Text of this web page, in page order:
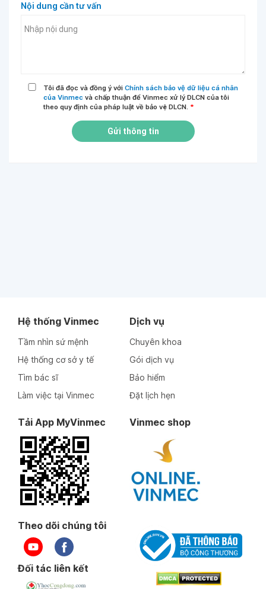
Nội dung cần tư vấn
Tôi đã đọc và đồng ý với Chính sách bảo vệ dữ liệu cá nhân
của Vinmec và chấp thuận để Vinmec xử lý DLCN của tôi
theo quy định của pháp luật về bảo vệ DLCN. *
Gửi thông tin
Hệ thống Vinmec
Tầm nhìn sứ mệnh
Hệ thống cơ sở y tế
Tìm bác sĩ
Làm việc tại Vinmec
Dịch vụ
Chuyên khoa
Gói dịch vụ
Bảo hiểm
Đặt lịch hẹn
Tải App MyVinmec Vinmec shop
Theo dõi chúng tôi
Đối tác liên kết